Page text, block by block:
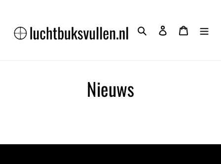
content
Zoeken Inloggen
Nieuws